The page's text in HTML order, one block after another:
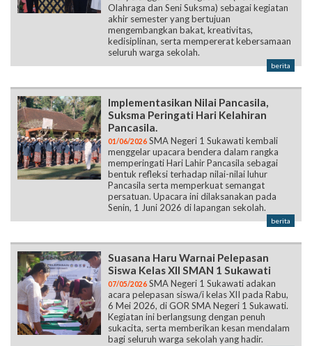
Olahraga dan Seni Suksma) sebagai kegiatan
akhir semester yang bertujuan
mengembangkan bakat, kreativitas,
kedisiplinan, serta mempererat kebersamaan
seluruh warga sekolah.
berita
Implementasikan Nilai Pancasila,
Suksma Peringati Hari Kelahiran
Pancasila.
01/06/2026 SMA Negeri 1 Sukawati kembali
menggelar upacara bendera dalam rangka
memperingati Hari Lahir Pancasila sebagai
bentuk refleksi terhadap nilai-nilai luhur
Pancasila serta memperkuat semangat
persatuan. Upacara ini dilaksanakan pada
Senin, 1 Juni 2026 di lapangan sekolah.
berita
Suasana Haru Warnai Pelepasan
Siswa Kelas XII SMAN 1 Sukawati
07/05/2026 SMA Negeri 1 Sukawati adakan
acara pelepasan siswa/i kelas XII pada Rabu,
6 Mei 2026, di GOR SMA Negeri 1 Sukawati.
Kegiatan ini berlangsung dengan penuh
sukacita, serta memberikan kesan mendalam
bagi seluruh warga sekolah yang hadir.